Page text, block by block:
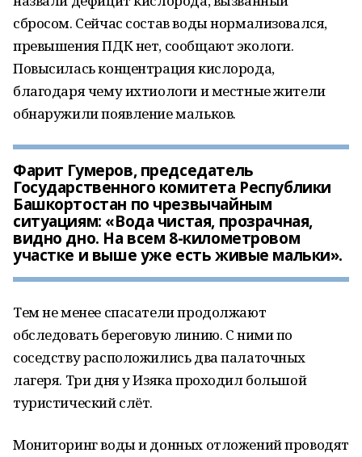
сбросом. Сейчас состав воды нормализовался,
превышения ПДК нет, сообщают экологи.
Повысилась концентрация кислорода,
благодаря чему ихтиологи и местные жители
обнаружили появление мальков.
Фарит Гумеров, председатель
Государственного комитета Республики
Башкортостан по чрезвычайным
ситуациям: «Вода чистая, прозрачная,
видно дно. На всем 8-километровом
участке и выше уже есть живые мальки».
Тем не менее спасатели продолжают
обследовать береговую линию. С ними по
соседству расположились два палаточных
лагеря. Три дня у Изяка проходил большой
туристический слёт.
Мониторинг воды и донных отложений проводят